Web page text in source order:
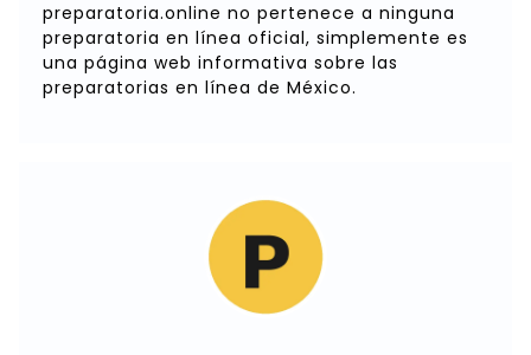
preparatoria.online no pertenece a ninguna
preparatoria en línea oficial, simplemente es
una página web informativa sobre las
preparatorias en línea de México.